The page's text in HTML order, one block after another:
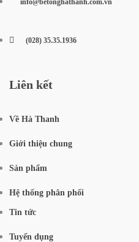
info@betonghathanh.com.vn
(028) 35.35.1936
Liên kết
Về Hà Thanh
Giới thiệu chung
Sản phẩm
Hệ thống phân phối
Tin tức
Tuyển dụng